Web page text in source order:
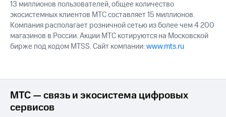
деловая этика
На главную
13 миллионов пользователей, общее количество
экосистемных клиентов МТС составляет 15 миллионов.
Компания располагает розничной сетью из более чем 4 200
магазинов в России. Акции МТС котируются на Московской
бирже под кодом MTSS. Сайт компании:www.mts.ru
МТС — связь и экосистема цифровых
сервисов